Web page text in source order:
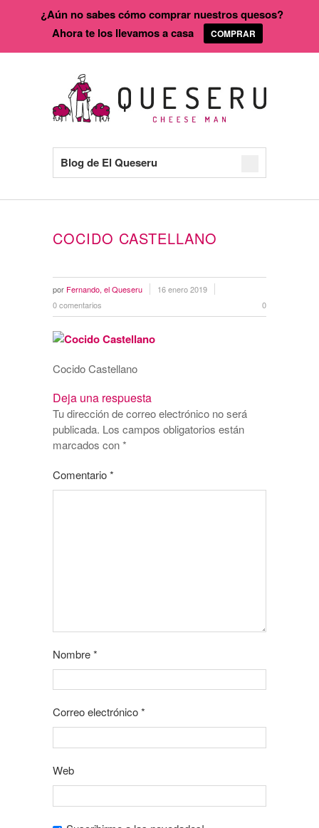
Blog de El Queseru
COCIDO CASTELLANO
por Fernando, el Queseru
16 enero 2019
0 comentarios
0
Cocido Castellano
Deja una respuesta
Tu dirección de correo electrónico no será
publicada. Los campos obligatorios están
marcados con*
Comentario*
Nombre*
Correo electrónico*
Web
¿Aún no sabes cómo comprar nuestros quesos?
Ahora te los llevamos a casa
COMPRAR